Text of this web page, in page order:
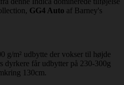
GG4 Auto af Barney's
g/m² udbytte der vokser til højde
dyrkere får udbytter på 230-300g
130cm.